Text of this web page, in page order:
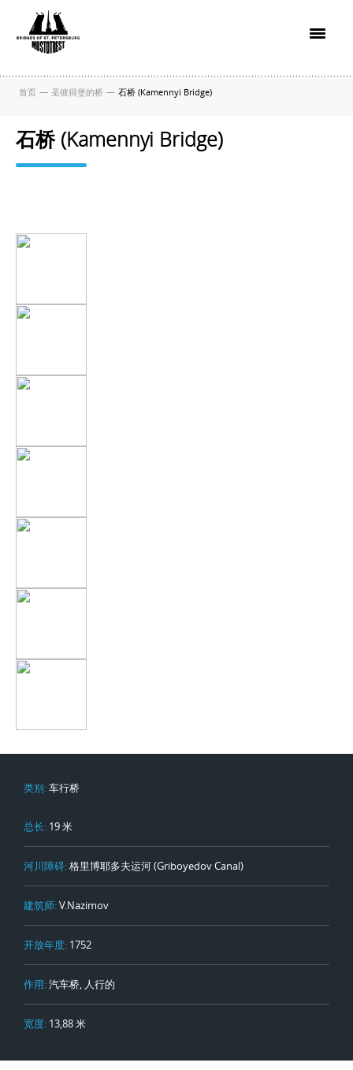
首页 — 圣彼得堡的桥 — 石桥 (Kamennyi Bridge)
石桥 (Kamennyi Bridge)
类别:车行桥
总长: 19 米
河川障碍:格里博耶多夫运河 (Griboyedov Canal)
建筑师:V.Nazimov
开放年度: 1752
作用:汽车桥, 人行的
宽度: 13,88 米